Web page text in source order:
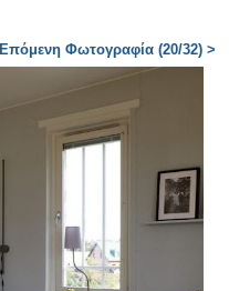
Επόμενη Φωτογραφία (20/32) >